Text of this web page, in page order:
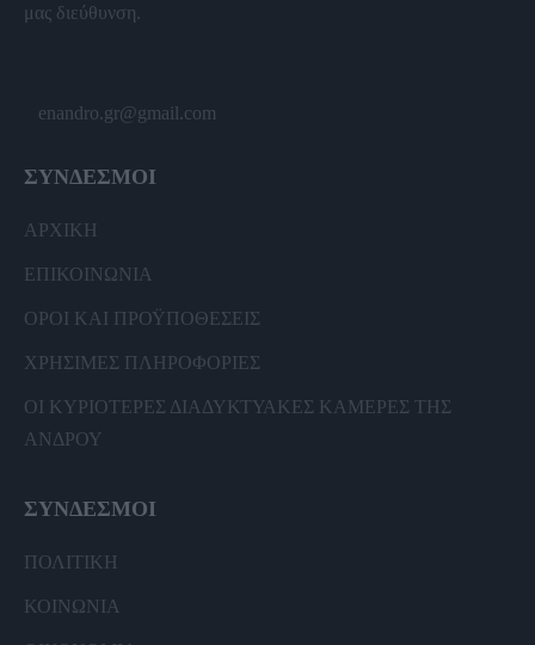
μας διεύθυνση.
enandro.gr@gmail.com
ΣΥΝΔΕΣΜΟΙ
ΑΡΧΙΚΗ
ΕΠΙΚΟΙΝΩΝΙΑ
ΟΡΟΙ ΚΑΙ ΠΡΟΫΠΟΘΕΣΕΙΣ
ΧΡΗΣΙΜΕΣ ΠΛΗΡΟΦΟΡΙΕΣ
ΟΙ ΚΥΡΙΟΤΕΡΕΣ ΔΙΑΔΥΚΤΥΑΚΕΣ ΚΑΜΕΡΕΣ ΤΗΣ
ΑΝΔΡΟΥ
ΣΥΝΔΕΣΜΟΙ
ΠΟΛΙΤΙΚΗ
ΚΟΙΝΩΝΙΑ